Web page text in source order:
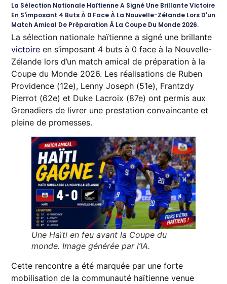
La Sélection Nationale Haïtienne A Signé Une Brillante Victoire
En S'imposant 4 Buts À 0 Face À La Nouvelle-Zélande Lors D'un
Match Amical De Préparation À La Coupe Du Monde 2026.
La sélection nationale haïtienne a signé une brillante
victoire en s’imposant 4 buts à 0 face à la Nouvelle-
Zélande lors d’un match amical de préparation à la
Coupe du Monde 2026. Les réalisations de Ruben
Providence (12e), Lenny Joseph (51e), Frantzdy
Pierrot (62e) et Duke Lacroix (87e) ont permis aux
Grenadiers de livrer une prestation convaincante et
pleine de promesses.
Une Haïti en feu avant la Coupe du
monde. Image générée par l’IA.
Cette rencontre a été marquée par une forte
mobilisation de la communauté haïtienne venue